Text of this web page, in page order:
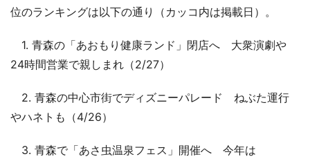
位のランキングは以下の通り（カッコ内は掲載日）。
1. 青森の「あおもり健康ランド」閉店へ 大衆演劇や
24時間営業で親しまれ（2/27）
2. 青森の中心市街でディズニーパレード ねぶた運行
やハネトも（4/26）
3. 青森で「あさ虫温泉フェス」開催へ 今年は